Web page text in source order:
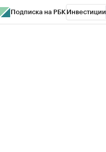
Подписка на РБК Инвестиции